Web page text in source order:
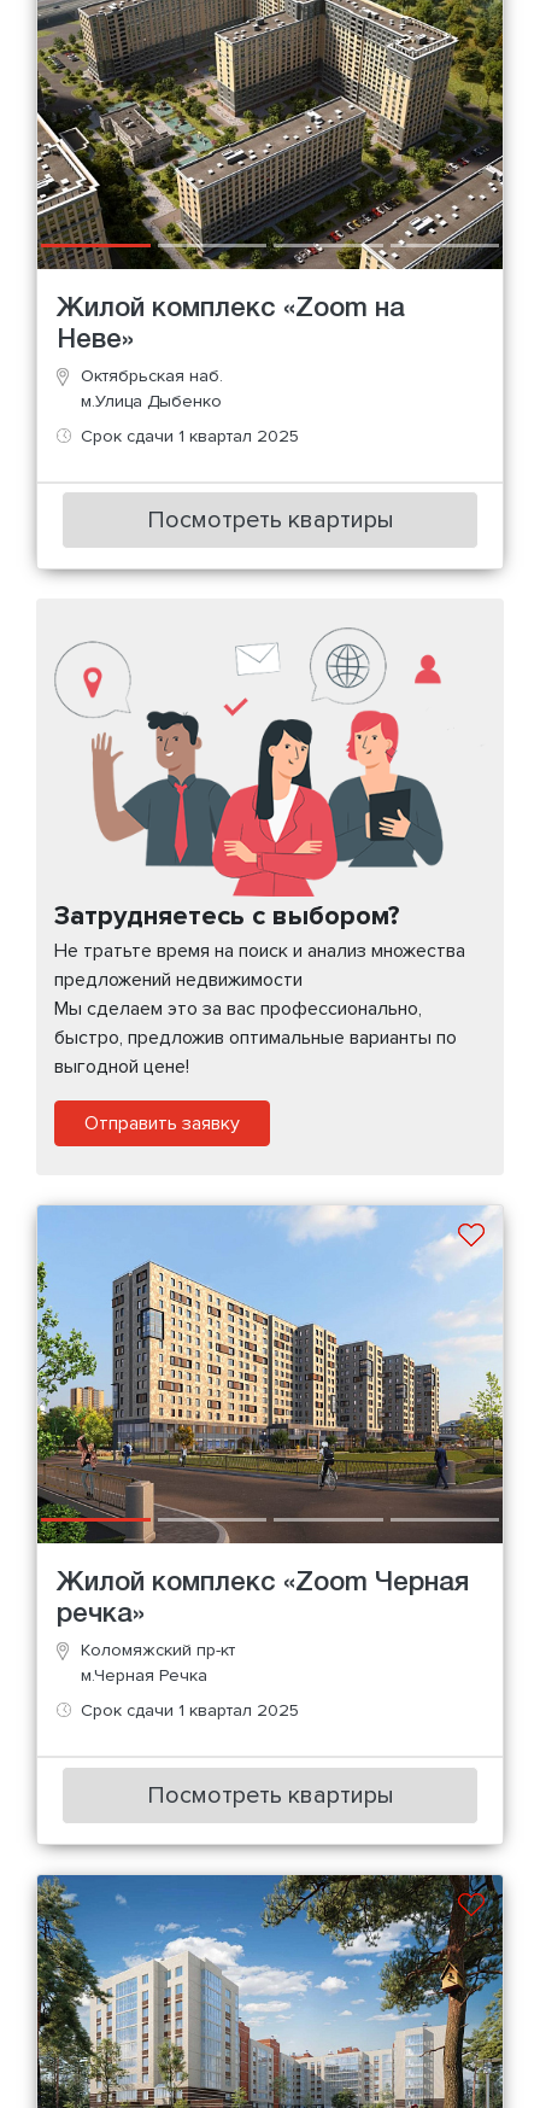
Жилой комплекс «Zoom на
Неве»
Октябрьская наб.
м.Улица Дыбенко
Срок сдачи 1 квартал 2025
Посмотреть квартиры
Затрудняетесь с выбором?
Не тратьте время на поиск и анализ множества
предложений недвижимости
Мы сделаем это за вас профессионально,
быстро, предложив оптимальные варианты по
выгодной цене!
Отправить заявку
Жилой комплекс «Zoom Черная
речка»
Коломяжский пр-кт
м.Черная Речка
Срок сдачи 1 квартал 2025
Посмотреть квартиры